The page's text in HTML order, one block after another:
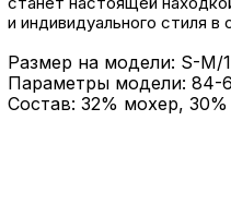
и индивидуального стиля
Размер на модели: S-M/
Параметры модели: 84-
Состав: 32% мохер,